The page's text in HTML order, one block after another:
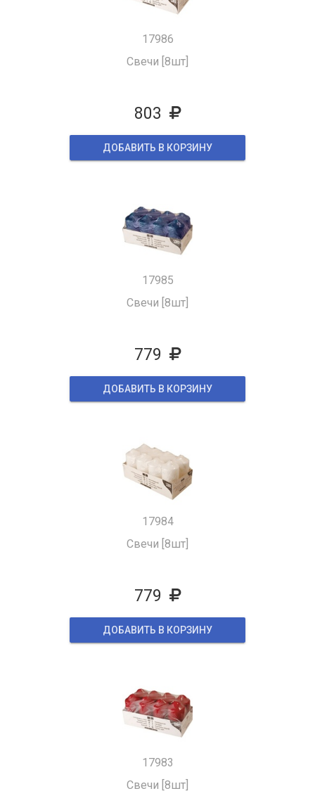
17986
Свечи [8шт]
803
ДОБАВИТЬ В КОРЗИНУ
17985
Свечи [8шт]
779
ДОБАВИТЬ В КОРЗИНУ
17984
Свечи [8шт]
779
ДОБАВИТЬ В КОРЗИНУ
17983
Свечи [8шт]